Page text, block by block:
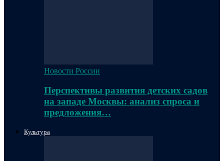
Новости России
Перспективы развития детских садов
на западе Москвы: анализ спроса и
предложения…
Культура